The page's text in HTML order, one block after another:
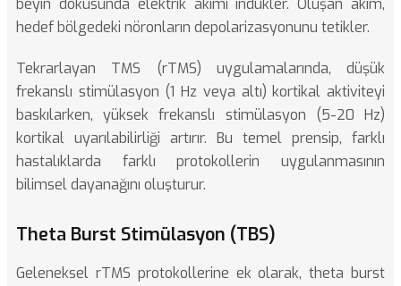
beyin dokusunda elektrik akımı indükler. Oluşan akım,
hedef bölgedeki nöronların depolarizasyonunu tetikler.
Tekrarlayan TMS (rTMS) uygulamalarında, düşük
frekanslı stimülasyon (1 Hz veya altı) kortikal aktiviteyi
baskılarken, yüksek frekanslı stimülasyon (5-20 Hz)
kortikal uyarılabilirliği artırır. Bu temel prensip, farklı
hastalıklarda farklı protokollerin uygulanmasının
bilimsel dayanağını oluşturur.
Theta Burst Stimülasyon (TBS)
Geleneksel rTMS protokollerine ek olarak, theta burst